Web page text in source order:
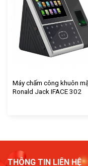
Máy chấm công khuôn
Ronald Jack IFACE 302
THÔNG TIN LIÊN HỆ